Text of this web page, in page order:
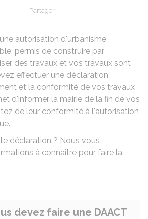
Partager
autorisation d'urbanisme
permis de construire par
des travaux et vos travaux sont
effectuer une déclaration
et la conformité de vos travaux
d'informer la mairie de la fin de vos
de leur conformité à l'autorisation
déclaration ? Nous vous
à connaître pour faire la
devez faire une DAACT